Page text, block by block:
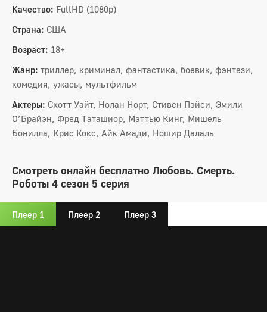
Качество: FullHD (1080p)
Страна: США
Возраст: 18+
Жанр: триллер, криминал, фантастика, боевик, фэнтези,
комедия, ужасы, мультфильм
Актеры: Скотт Уайт, Нолан Норт, Стивен Пэйси, Эмили
О’Брайэн, Фред Таташиор, Мэттью Кинг, Мишель
Бонилла, Крис Кокс, Айк Амади, Ношир Далаль
Смотреть онлайн бесплатно Любовь. Смерть.
Роботы 4 сезон 5 серия
Плеер 1 Плеер 2 Плеер 3